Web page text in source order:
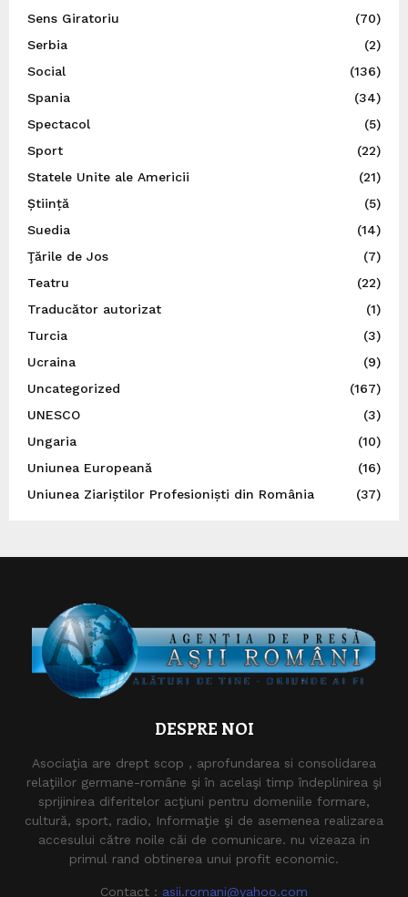
Sens Giratoriu
(70)
Serbia
(2)
Social
(136)
Spania
(34)
Spectacol
(5)
Sport
(22)
Statele Unite ale Americii
(21)
Știință
(5)
Suedia
(14)
Ţările de Jos
(7)
Teatru
(22)
Traducător autorizat
(1)
Turcia
(3)
Ucraina
(9)
Uncategorized
(167)
UNESCO
(3)
Ungaria
(10)
Uniunea Europeană
(16)
Uniunea Ziariștilor Profesioniști din România
(37)
DESPRE NOI
Asociaţia are drept scop , aprofundarea si consolidarea
relaţiilor germane-române şi în acelaşi timp îndeplinirea şi
sprijinirea diferitelor acţiuni pentru domeniile formare,
cultură, sport, radio, Informaţie şi de asemenea realizarea
accesului către noile căi de comunicare. nu vizeaza in
primul rand obtinerea unui profit economic.
Contact : asii.romani@yahoo.com